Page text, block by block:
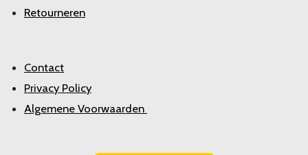
Retourneren
Contact
Privacy Policy
Algemene Voorwaarden